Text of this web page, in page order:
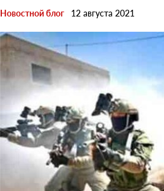
Новостной блог 12 августа 2021